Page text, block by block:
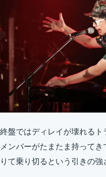
終盤ではディレイが壊れるト
メンバーがたまたま持って
りて乗り切るという引きの強